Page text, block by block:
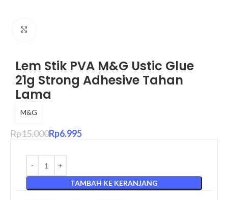
Lem Stik PVA M&G Ustic Glue
21g Strong Adhesive Tahan
Lama
M&G
Rp15.000Rp6.995
TAMBAH KE KERANJANG